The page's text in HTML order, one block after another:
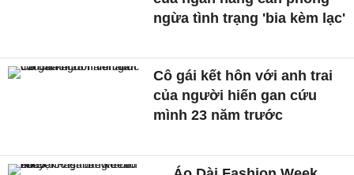
ngừa tình trạng 'bia kèm lạc'
Cô gái kết hôn với anh trai
của người hiến gan cứu
mình 23 năm trước